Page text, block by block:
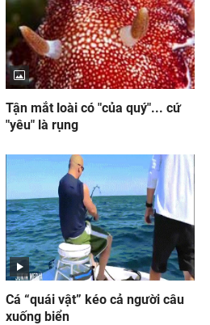
Tận mắt loài có "của quý"... cứ
"yêu" là rụng
Cá “quái vật” kéo cả người câu
xuống biển